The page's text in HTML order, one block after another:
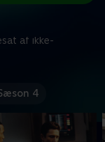
af ikke-
4